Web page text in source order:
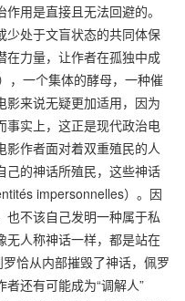
用是直接且无法回避的。
少处于文盲状态的共同体保
在力量，让作者在孤独中成
，一个集体的酵母，一种催
影来说无疑更加适用，因为
事实上，这正是现代政治电
影作者面对着双重殖民的人
己的神话所殖民，这些神话
impersonnelles）。因
也不该自己发明一种属于私
无人称神话一样，都是站在
恰从内部摧毁了神话，佩罗
还有可能成为“调解人”